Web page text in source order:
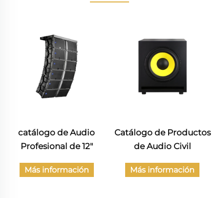
Catálogo de Productos
de Audio Civil
Más información
Catálogo de Audio
Profesional
Más información